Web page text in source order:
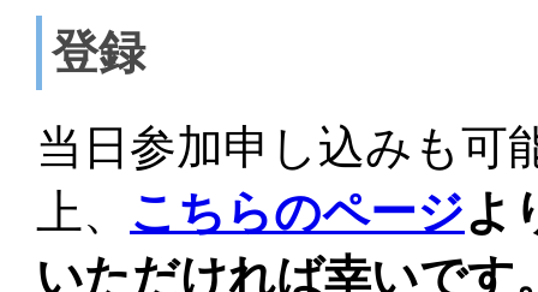
登録
当日参加申し込みも可
上、 こちらのページよ
いただければ幸いです